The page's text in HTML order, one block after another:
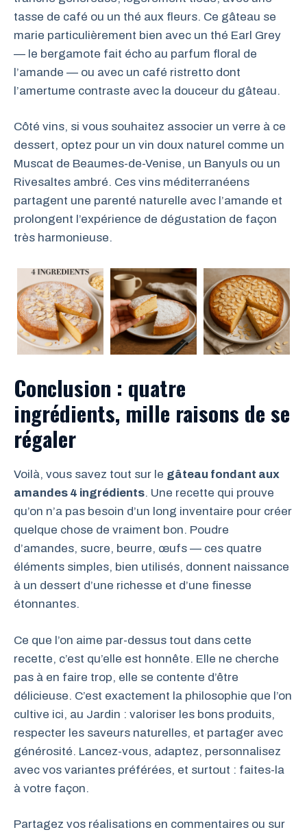
tasse de café ou un thé aux fleurs. Ce gâteau se
marie particulièrement bien avec un thé Earl Grey
— le bergamote fait écho au parfum floral de
l’amande — ou avec un café ristretto dont
l’amertume contraste avec la douceur du gâteau.
Côté vins, si vous souhaitez associer un verre à ce
dessert, optez pour un vin doux naturel comme un
Muscat de Beaumes-de-Venise, un Banyuls ou un
Rivesaltes ambré. Ces vins méditerranéens
partagent une parenté naturelle avec l’amande et
prolongent l’expérience de dégustation de façon
très harmonieuse.
Conclusion : quatre
ingrédients, mille raisons de se
régaler
Voilà, vous savez tout sur le gâteau fondant aux
amandes 4 ingrédients. Une recette qui prouve
qu’on n’a pas besoin d’un long inventaire pour créer
quelque chose de vraiment bon. Poudre
d’amandes, sucre, beurre, œufs — ces quatre
éléments simples, bien utilisés, donnent naissance
à un dessert d’une richesse et d’une finesse
étonnantes.
Ce que l’on aime par-dessus tout dans cette
recette, c’est qu’elle est honnête. Elle ne cherche
pas à en faire trop, elle se contente d’être
délicieuse. C’est exactement la philosophie que l’on
cultive ici, au Jardin : valoriser les bons produits,
respecter les saveurs naturelles, et partager avec
générosité. Lancez-vous, adaptez, personnalisez
avec vos variantes préférées, et surtout : faites-la
à votre façon.
Partagez vos réalisations en commentaires ou sur